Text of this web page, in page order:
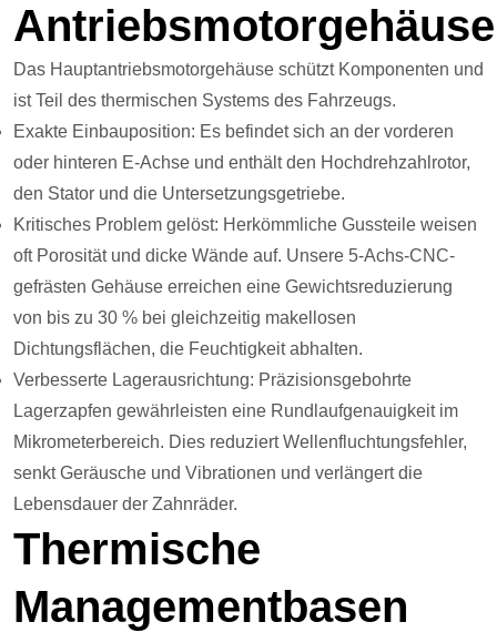
Antriebsmotorgehäuse
Das Hauptantriebsmotorgehäuse schützt Komponenten und
ist Teil des thermischen Systems des Fahrzeugs.
Exakte Einbauposition: Es befindet sich an der vorderen
oder hinteren E-Achse und enthält den Hochdrehzahlrotor,
den Stator und die Untersetzungsgetriebe.
Kritisches Problem gelöst: Herkömmliche Gussteile weisen
oft Porosität und dicke Wände auf. Unsere 5-Achs-CNC-
gefrästen Gehäuse erreichen eine Gewichtsreduzierung
von bis zu 30 % bei gleichzeitig makellosen
Dichtungsflächen, die Feuchtigkeit abhalten.
Verbesserte Lagerausrichtung: Präzisionsgebohrte
Lagerzapfen gewährleisten eine Rundlaufgenauigkeit im
Mikrometerbereich. Dies reduziert Wellenfluchtungsfehler,
senkt Geräusche und Vibrationen und verlängert die
Lebensdauer der Zahnräder.
Thermische
Managementbasen